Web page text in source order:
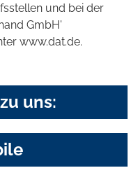
und bei der
GmbH'
www.dat.de.
uns: